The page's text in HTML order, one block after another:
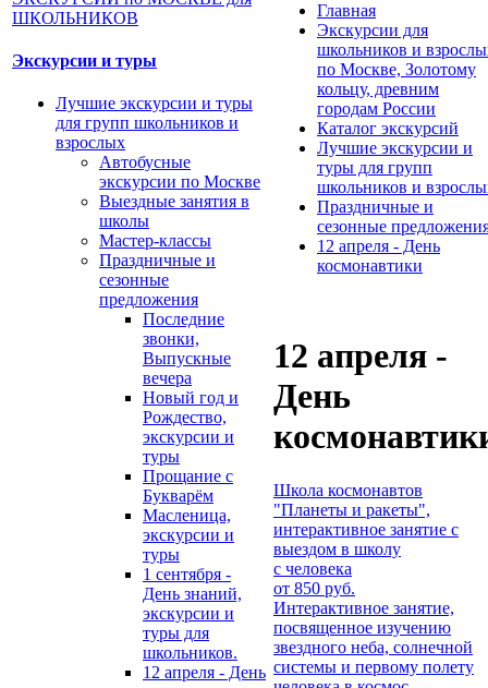
Экскурсии и туры
Лучшие экскурсии и туры
для групп школьников и
взрослых
Автобусные
экскурсии по Москве
Выездные занятия в
школы
Мастер-классы
Праздничные и
сезонные
предложения
Последние
звонки,
Выпускные
вечера
Новый год и
Рождество,
экскурсии и
туры
Прощание с
Букварём
Масленица,
экскурсии и
туры
1 сентября -
День знаний,
экскурсии и
туры для
школьников.
12 апреля - День
Главная
Экскурсии для
школьников и
по Москве, Золотому
кольцу, древним
городам России
Каталог экскурсий
Лучшие экскурсии и
туры для групп
школьников и
Праздничные и
сезонные
12 апреля - День
космонавтики
12 апреля -
День
Школа космонавтов
"Планеты и ракеты",
интерактивное занятие с
выездом в школу
с человека
от 850 руб.
Интерактивное занятие,
посвященное изучению
звездного неба, солнечной
системы и первому полету